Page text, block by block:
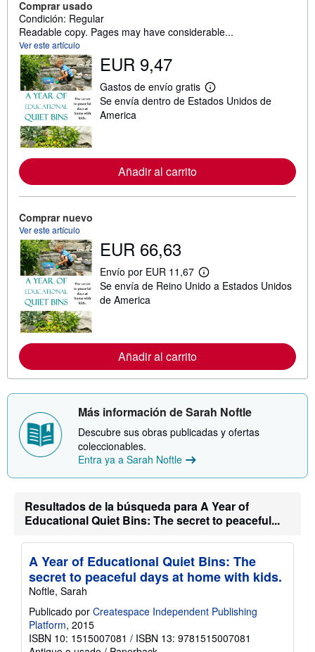
Comprar usado
Condición: Regular
Readable copy. Pages may have considerable...
Ver este artículo
EUR 9,47
Gastos de envío gratis
M
á
a
c
r
l
r
a
d
e
e
n
v
Se envía dentro de Estados Unidos de
America
Añadir al carrito
Comprar nuevo
Ver este artículo
EUR 66,63
Envío por EUR 11,67
M
á
a
c
i
n
o
l
t
a
i
a
d
n
í
o
Se envía de Reino Unido a Estados Unidos
de America
Añadir al carrito
Más información de Sarah Noftle
Descubre sus obras publicadas y ofertas
coleccionables.
Entra ya a Sarah Noftle
Resultados de la búsqueda para A Year of
Educational Quiet Bins: The secret to peaceful...
A Year of Educational Quiet Bins: The
secret to peaceful days at home with kids.
Noftle, Sarah
Publicado por Createspace Independent Publishing
Platform, 2015
ISBN 10: 1515007081 / ISBN 13: 9781515007081